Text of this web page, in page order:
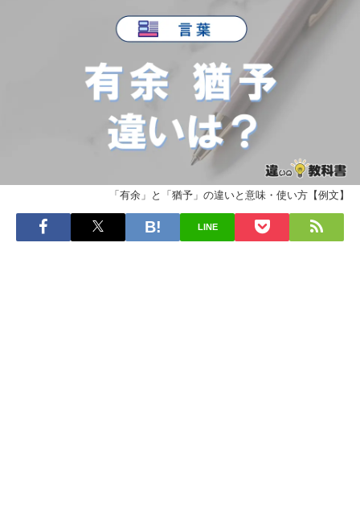
「有余」と「猶予」の違いと意味・使い方【例文】
LINE